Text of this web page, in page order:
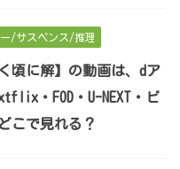
/サスペンス/推理
頃に解】の動画は、dア
・FOD・U-NEXT・ビ
こで見れる？